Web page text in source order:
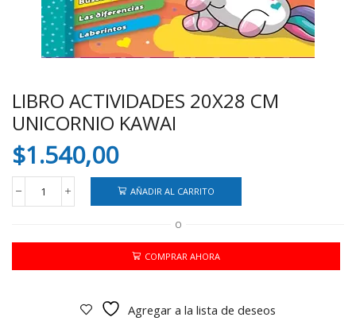
LIBRO ACTIVIDADES 20X28 CM
UNICORNIO KAWAI
$1.540,00
LIBRO
ACTIVIDADES
CM
KAWAI
AÑADIR AL CARRITO
O
COMPRAR AHORA
Agregar a la lista de deseos